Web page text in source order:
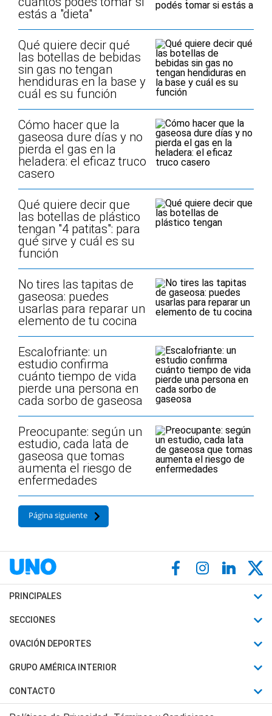
estás a "dieta"
Qué quiere decir qué
las botellas de bebidas
sin gas no tengan
hendiduras en la base y
cuál es su función
Cómo hacer que la
gaseosa dure días y no
pierda el gas en la
heladera: el eficaz truco
casero
Qué quiere decir que
las botellas de plástico
tengan "4 patitas": para
qué sirve y cuál es su
función
No tires las tapitas de
gaseosa: puedes
usarlas para reparar un
elemento de tu cocina
Escalofriante: un
estudio confirma
cuánto tiempo de vida
pierde una persona en
cada sorbo de gaseosa
Preocupante: según un
estudio, cada lata de
gaseosa que tomas
aumenta el riesgo de
enfermedades
Página siguiente
PRINCIPALES
Últimas Noticias
Política
Judiciales
SECCIONES
Horóscopo
Motores
Trucos caseros
OVACIÓN DEPORTES
Fútbol
Mundial
Automovilismo
GRUPO AMÉRICA INTERIOR
Canal 7 en Vivo
CONTACTO